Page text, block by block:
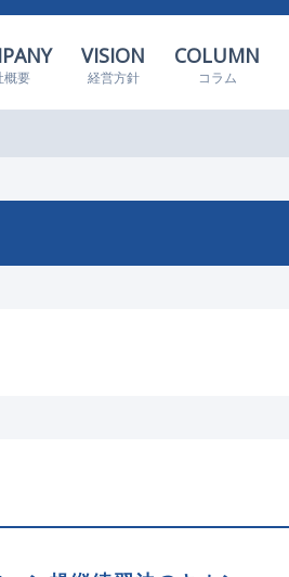
概要
VISION
経営方針
COLUMN
コラム